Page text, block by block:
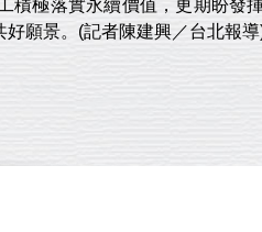
積極落實永續價值，更期盼發
願景。(記者陳建興／台北報